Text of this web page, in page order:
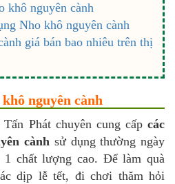
khô nguyên cành
Nho khô nguyên cành
giá bán bao nhiêu trên thị
nguyên cành
Phát chuyên cung cấpcác
cành sử dụng thường ngày
1 chất lượng cao. Để làm quà
dịp lễ tết, đi chơi thăm hỏi